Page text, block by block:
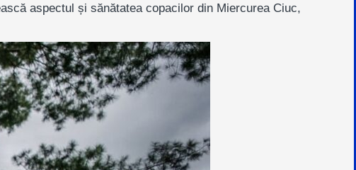
aspectul și sănătatea copacilor din Miercurea Ciuc,